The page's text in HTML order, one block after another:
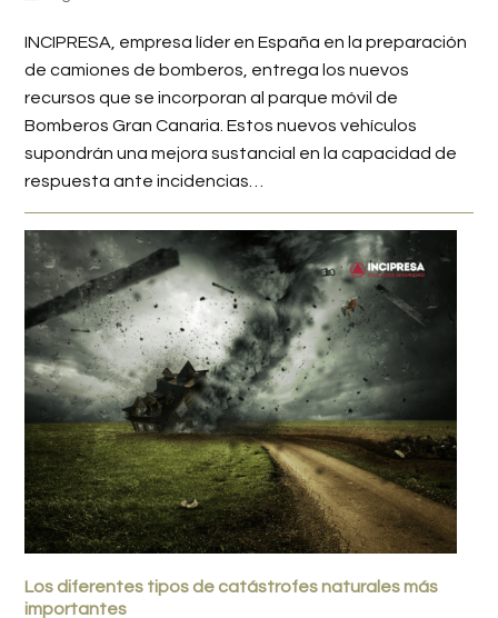
INCIPRESA, empresa líder en España en la preparación
de camiones de bomberos, entrega los nuevos
recursos que se incorporan al parque móvil de
Bomberos Gran Canaria. Estos nuevos vehículos
supondrán una mejora sustancial en la capacidad de
respuesta ante incidencias…
Los diferentes tipos de catástrofes naturales más
importantes